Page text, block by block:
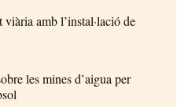
amb l’instal·lació de
les mines d’aigua per